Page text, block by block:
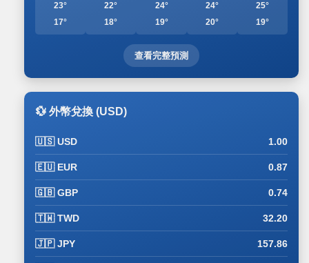
23°
17°
22°
18°
24°
19°
24°
20°
25°
19°
查看完整預測
💱 外幣兌換 (USD)
🇺🇸 USD 1.00
🇪🇺 EUR 0.87
🇬🇧 GBP 0.74
🇹🇼 TWD 32.20
🇯🇵 JPY 157.86